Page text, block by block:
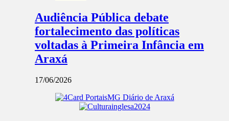
Audiência Pública debate
fortalecimento das políticas
voltadas à Primeira Infância em
Araxá
17/06/2026